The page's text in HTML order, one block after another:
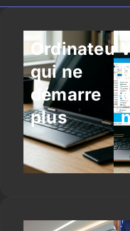
Ordinateur
qui ne
démarre
plus